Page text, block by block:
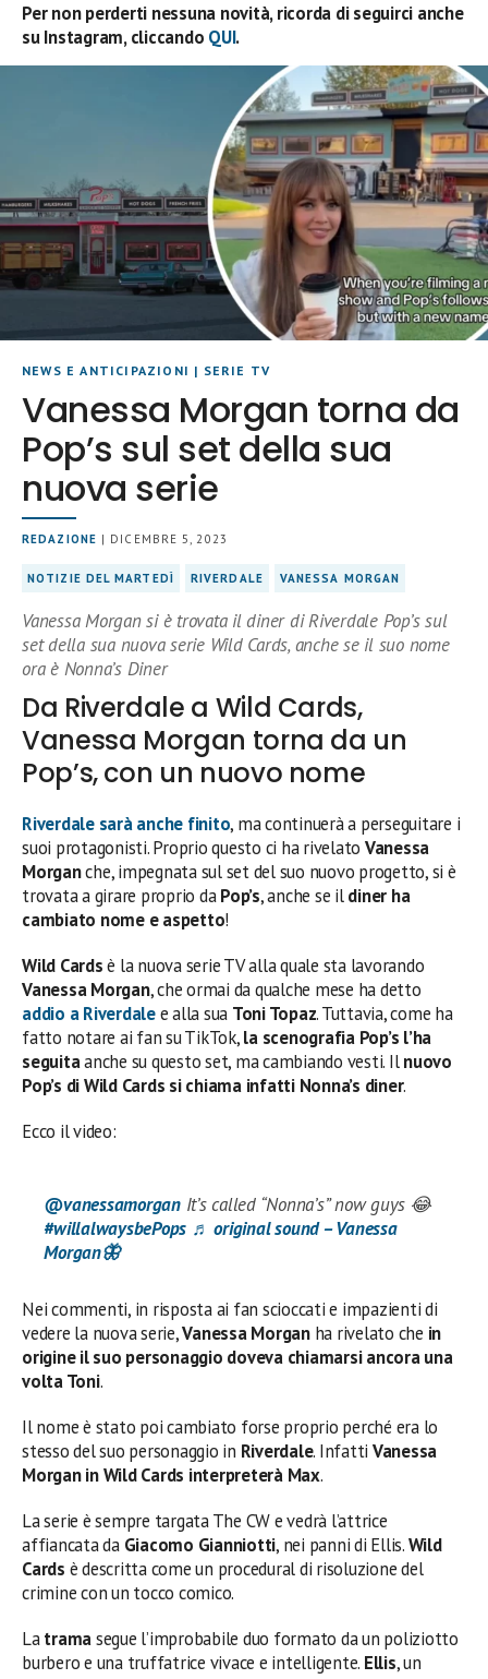
Per non perderti nessuna novità, ricorda di seguirci anche
su Instagram, cliccando QUI.
NEWS E ANTICIPAZIONI | SERIE TV
Vanessa Morgan torna da
Pop’s sul set della sua
nuova serie
REDAZIONE | DICEMBRE 5, 2023
NOTIZIE DEL MARTEDÌ RIVERDALE VANESSA MORGAN
Vanessa Morgan si è trovata il diner di Riverdale Pop’s sul
set della sua nuova serie Wild Cards, anche se il suo nome
ora è Nonna’s Diner
Da Riverdale a Wild Cards,
Vanessa Morgan torna da un
Pop’s, con un nuovo nome
Riverdale sarà anche finito, ma continuerà a perseguitare i
suoi protagonisti. Proprio questo ci ha rivelato Vanessa
Morganche, impegnata sul set del suo nuovo progetto, si è
trovata a girare proprio daPop’s, anche se ildiner ha
cambiato nome e aspetto!
Wild Cardsè la nuova serie TV alla quale sta lavorando
Vanessa Morgan, che ormai da qualche mese ha detto
addio aRiverdalee alla sua Toni Topaz. Tuttavia, come ha
fatto notare ai fan su TikTok,la scenografia Pop’s l’ha
seguitaanche su questo set, ma cambiando vesti. Ilnuovo
Pop’s di Wild Cards si chiama infatti Nonna’s diner.
Ecco il video:
@vanessamorganIt’s called “Nonna’s” now guys 😂
#willalwaysbePops ♬ original sound – Vanessa
Morgan🦋
Nei commenti, in risposta ai fan scioccati e impazienti di
vedere la nuova serie,Vanessa Morganha rivelato che in
origine il suo personaggio doveva chiamarsi ancora una
volta Toni.
Il nome è stato poi cambiato forse proprio perché era lo
stesso del suo personaggio in Riverdale. Infatti Vanessa
Morgan in Wild Cards interpreterà Max.
La serie è sempre targata The CW e vedrà l’attrice
affiancata da Giacomo Gianniotti, nei panni di Ellis.Wild
Cards è descritta come un procedural di risoluzione del
crimine con un tocco comico.
Latramasegue l’improbabile duo formato da un poliziotto
burbero e una truffatrice vivace e intelligente. Ellis, un